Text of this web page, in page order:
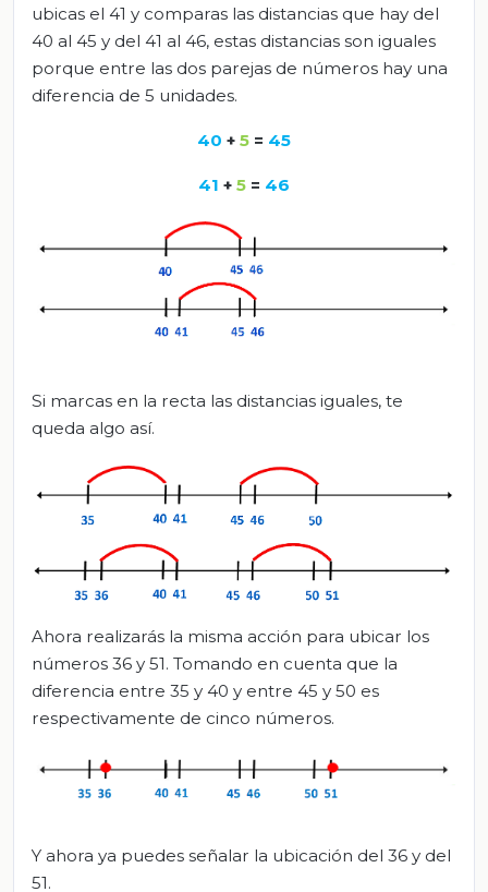
ubicas el 41 y comparas las distancias que hay del
40 al 45 y del 41 al 46, estas distancias son iguales
porque entre las dos parejas de números hay una
diferencia de 5 unidades.
40 + 5 = 45
41 + 5 = 46
Si marcas en la recta las distancias iguales, te
queda algo así.
Ahora realizarás la misma acción para ubicar los
números 36 y 51. Tomando en cuenta que la
diferencia entre 35 y 40 y entre 45 y 50 es
respectivamente de cinco números.
Y ahora ya puedes señalar la ubicación del 36 y del
51.